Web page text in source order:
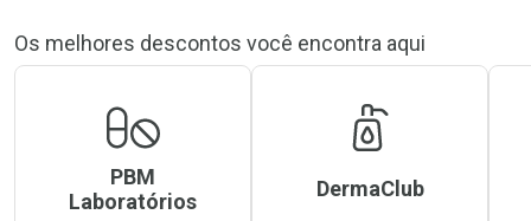
Os melhores descontos você encontra aqui
PBM
Laboratórios
DermaClub